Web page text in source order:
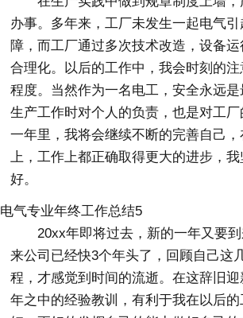
办事。多年来，工厂未发生一起电气
障，而工厂通过多次技术改造，设备运
合理化。以后的工作中，我会时刻的
程度。当然作为一名电工，安全永远
生产工作时对个人的负责，也是对工
一年里，我将会继续不断的完善自己
上，工作上都正确取得更大的进步，
好。
电气专业年终工作总结5
20xx年即将过去，新的一年又要
来公司已经快3个年头了，回顾自己这
程，才感觉到时间的流逝。在这辞旧
年之中的经验教训，有利于我在以后